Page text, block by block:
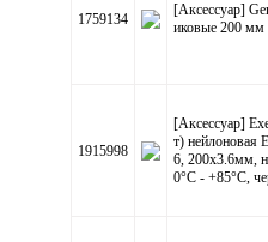
1759134
[Аксессуар]
иковые 200
1915998
[Аксессуар]
т) нейлоновая
6, 200x3.6мм,
0°C - +85°C,